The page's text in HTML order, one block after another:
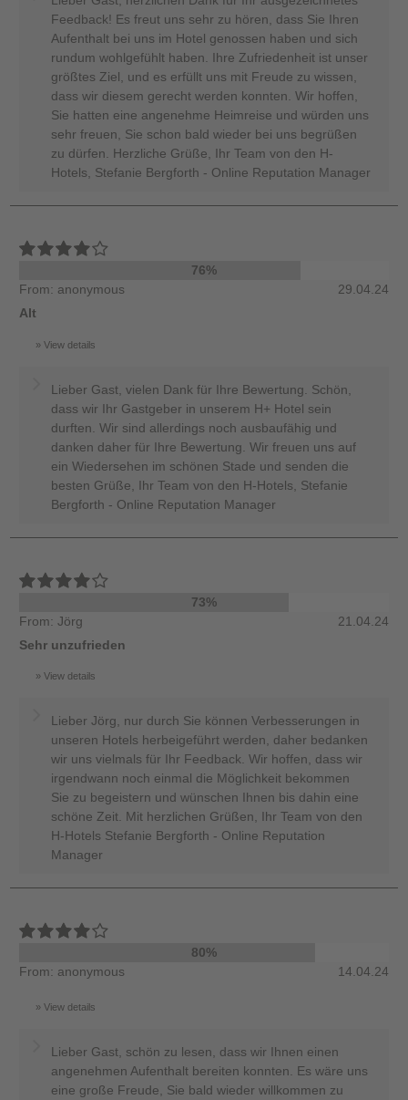
Feedback! Es freut uns sehr zu hören, dass Sie Ihren
Aufenthalt bei uns im Hotel genossen haben und sich
rundum wohlgefühlt haben. Ihre Zufriedenheit ist unser
größtes Ziel, und es erfüllt uns mit Freude zu wissen,
dass wir diesem gerecht werden konnten. Wir hoffen,
Sie hatten eine angenehme Heimreise und würden uns
sehr freuen, Sie schon bald wieder bei uns begrüßen
zu dürfen. Herzliche Grüße, Ihr Team von den H-
Hotels, Stefanie Bergforth - Online Reputation Manager
76%
From: anonymous
29.04.24
Alt
View details
Lieber Gast, vielen Dank für Ihre Bewertung. Schön,
dass wir Ihr Gastgeber in unserem H+ Hotel sein
durften. Wir sind allerdings noch ausbaufähig und
danken daher für Ihre Bewertung. Wir freuen uns auf
ein Wiedersehen im schönen Stade und senden die
besten Grüße, Ihr Team von den H-Hotels, Stefanie
Bergforth - Online Reputation Manager
73%
From: Jörg
21.04.24
Sehr unzufrieden
View details
Lieber Jörg, nur durch Sie können Verbesserungen in
unseren Hotels herbeigeführt werden, daher bedanken
wir uns vielmals für Ihr Feedback. Wir hoffen, dass wir
irgendwann noch einmal die Möglichkeit bekommen
Sie zu begeistern und wünschen Ihnen bis dahin eine
schöne Zeit. Mit herzlichen Grüßen, Ihr Team von den
H-Hotels Stefanie Bergforth - Online Reputation
Manager
80%
From: anonymous
14.04.24
View details
Lieber Gast, schön zu lesen, dass wir Ihnen einen
angenehmen Aufenthalt bereiten konnten. Es wäre uns
eine große Freude, Sie bald wieder willkommen zu